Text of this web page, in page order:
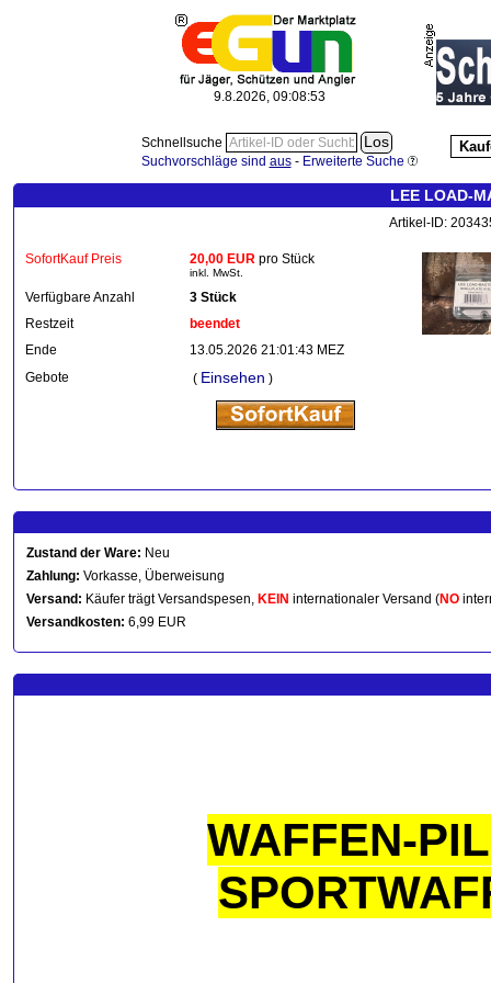
9.8.2026, 09:08:53
Schnellsuche
Suchvorschläge sind aus- Erweiterte Suche
LEE LOAD-
Artikel-ID:
SofortKauf Preis 20,00 EUR pro Stück
inkl. MwSt.
Verfügbare Anzahl
3 Stück
Restzeit
beendet
Ende
13.05.2026 21:01:43 MEZ
Gebote
( Einsehen )
Zustand der Ware: Neu
Zahlung: Vorkasse, Überweisung
Versand: Käufer trägt Versandspesen, KEIN internationaler Versand (NO
Versandkosten: 6,99 EUR
WAFFEN-